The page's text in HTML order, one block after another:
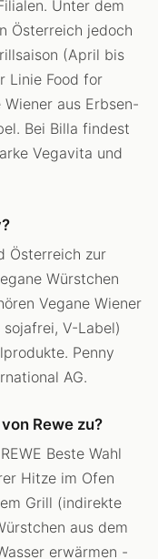
Unter dem
Österreich jedoch
(April bis
Linie Food for
aus Erbsen-
Bei Billa findest
Vegavita und
Österreich zur
Würstchen
Vegane Wiener
V-Label)
Penny
AG.
Rewe zu?
Beste Wahl
Hitze im Ofen
Grill (indirekte
aus dem
erwärmen -